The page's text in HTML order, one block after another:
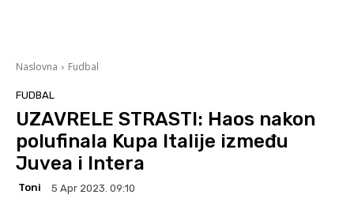
Naslovna Fudbal
FUDBAL
UZAVRELE STRASTI: Haos nakon
polufinala Kupa Italije između
Juvea i Intera
Toni 5 Apr 2023. 09:10